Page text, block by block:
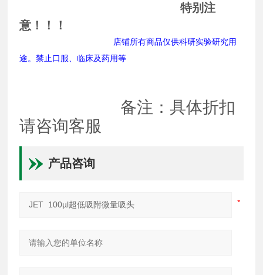
特别注
意！！！
店铺所有商品仅供科研实验研究用
途。禁止口服、临床及药用等
备注：具体折扣
请咨询客服
产品咨询